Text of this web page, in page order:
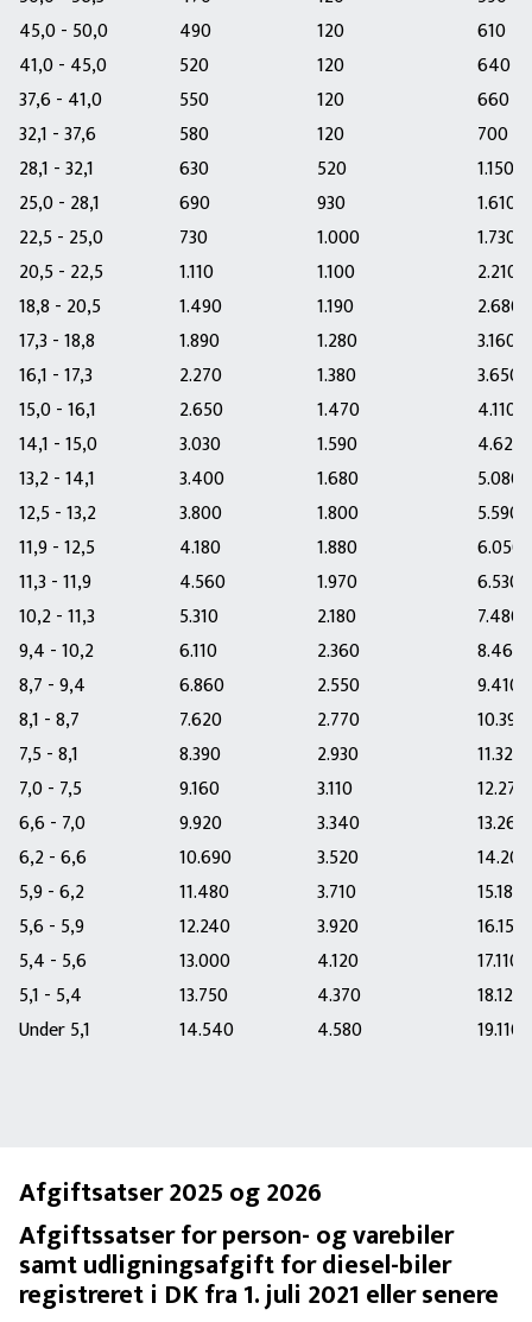
45,0 - 50,0
490 120
610
41,0 - 45,0
520 120
640
37,6 - 41,0
550 120
660
32,1 - 37,6
580 120
700
28,1 - 32,1
630 520
1.150
25,0 - 28,1
690 930
1.610
22,5 - 25,0
730 1.000
1.730
20,5 - 22,5
1.110 1.100
2.210
18,8 - 20,5
1.490 1.190
2.680
17,3 - 18,8
1.890 1.280
3.160
16,1 - 17,3
2.270 1.380
3.650
15,0 - 16,1
2.650 1.470
4.110
14,1 - 15,0
3.030 1.590
4.620
13,2 - 14,1
3.400 1.680
5.080
12,5 - 13,2
3.800 1.800
5.590
11,9 - 12,5
4.180 1.880
6.050
11,3 - 11,9
4.560 1.970
6.530
10,2 - 11,3
5.310 2.180
7.480
9,4 - 10,2
6.110 2.360
8.460
8,7 - 9,4
6.860 2.550
9.410
8,1 - 8,7
7.620 2.770
10.390
7,5 - 8,1
8.390 2.930
11.320
7,0 - 7,5
9.160 3.110
12.270
6,6 - 7,0
9.920 3.340
13.260
6,2 - 6,6
10.690 3.520
14.200
5,9 - 6,2
11.480 3.710
15.180
5,6 - 5,9
12.240 3.920
16.150
5,4 - 5,6
13.000 4.120
17.110
5,1 - 5,4
13.750 4.370
18.120
Under 5,1
14.540 4.580 19.110
Afgiftsatser 2025 og 2026
Afgiftssatser for person- og varebiler
samt udligningsafgift for diesel-biler
registreret i DK fra 1. juli 2021 eller senere